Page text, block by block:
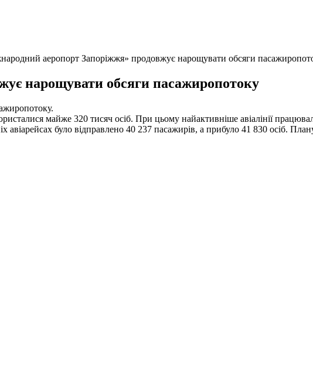
аеропорт Запоріжжя» продовжує нарощувати обсяги
нарощувати обсяги пасажиропотоку
майже 320 тисяч осіб. При цьому найактивніше авіалінії
було відправлено 40 237 пасажирів, а прибуло 41 830 осіб.